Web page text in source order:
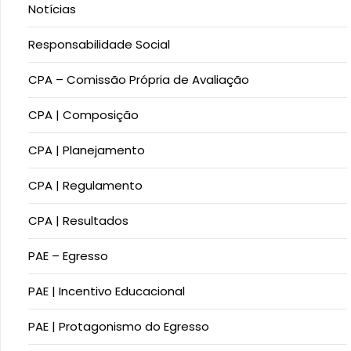
Notícias
Responsabilidade Social
CPA – Comissão Própria de Avaliação
CPA | Composição
CPA | Planejamento
CPA | Regulamento
CPA | Resultados
PAE – Egresso
PAE | Incentivo Educacional​
PAE | Protagonismo do Egresso